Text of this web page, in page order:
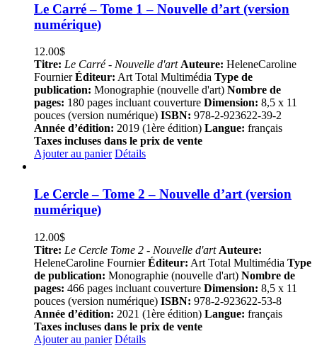
Le Carré – Tome 1 – Nouvelle d’art (version
numérique)
12.00$
Titre: Le Carré - Nouvelle d'art Auteure: HeleneCaroline
FournierÉditeur: Art Total Multimédia Type de
publication: Monographie (nouvelle d'art) Nombre de
pages: 180 pages incluant couverture Dimension: 8,5 x 11
pouces (version numérique) ISBN: 978-2-923622-39-2
Année d’édition: 2019 (1ère édition) Langue: français
Taxes incluses dans le prix de vente
Ajouter au panier Détails
Le Cercle – Tome 2 – Nouvelle d’art (version
numérique)
12.00$
Titre: Le Cercle Tome 2 - Nouvelle d'art Auteure:
HeleneCaroline FournierÉditeur: Art Total Multimédia Type
de publication: Monographie (nouvelle d'art) Nombre de
pages: 466 pages incluant couverture Dimension: 8,5 x 11
pouces (version numérique) ISBN: 978-2-923622-53-8
Année d’édition: 2021 (1ère édition) Langue: français
Taxes incluses dans le prix de vente
Ajouter au panier Détails